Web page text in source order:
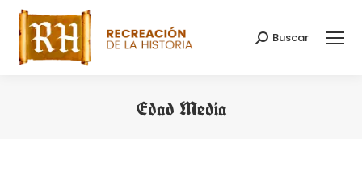
Search:
Buscar
Edad Media